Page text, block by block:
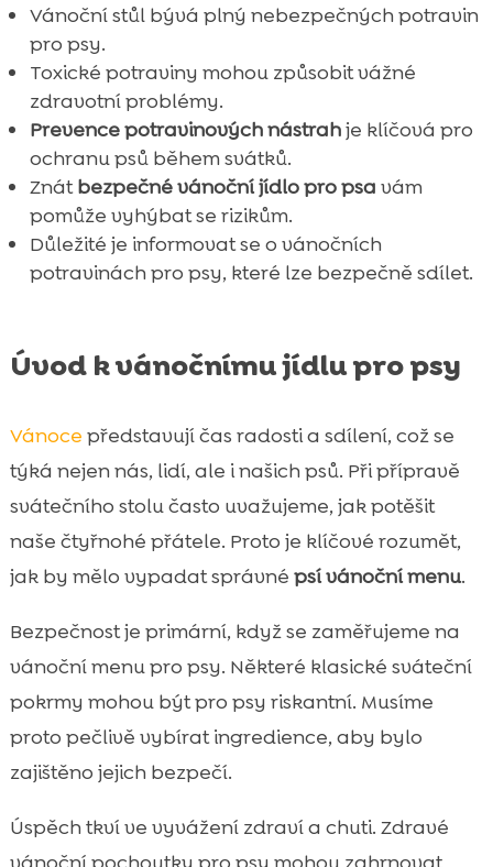
 Nezapomeňte na hydrataci
 Jak postupovat při otravě jídlem
Domácí ošetření a péče o psa
Vánoční výzdoba a její nebezpečí
 Závěr
 FAQ
Vánoční stůl bývá plný nebezpečných potravin
pro psy.
Toxické potraviny mohou způsobit vážné
zdravotní problémy.
Prevence potravinových nástrahje klíčová pro
ochranu psů během svátků.
Znátbezpečné vánoční jídlo pro psa vám
pomůže vyhýbat se rizikům.
Důležité je informovat se o vánočních
potravinách pro psy, které lze bezpečně sdílet.
Úvod k vánočnímu jídlu pro psy
Vánoce představují čas radosti a sdílení, což se
týká nejen nás, lidí, ale i našich psů. Při přípravě
svátečního stolu často uvažujeme, jak potěšit
naše čtyřnohé přátele. Proto je klíčové rozumět,
jak by mělo vypadat správné psí vánoční menu.
Bezpečnost je primární, když se zaměřujeme na
vánoční menu pro psy. Některé klasické sváteční
pokrmy mohou být pro psy riskantní. Musíme
proto pečlivě vybírat ingredience, aby bylo
zajištěno jejich bezpečí.
Úspěch tkví ve vyvážení zdraví a chuti. Zdravé